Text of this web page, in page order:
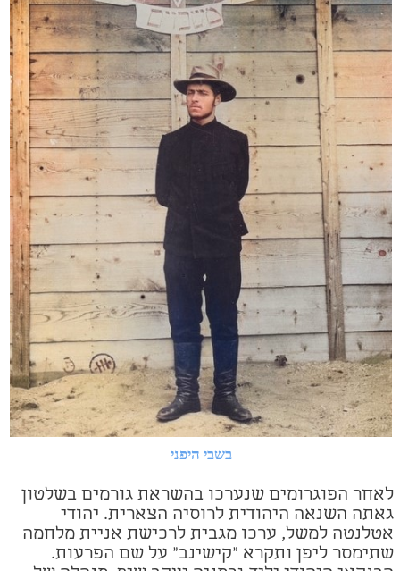
בשבי היפני
לאחר הפוגרומים שנערכו בהשראת גורמים בשלטון
גאתה השנאה היהודית לרוסיה הצארית. יהודי
אטלנטה למשל, ערכו מגבית לרכישת אניית מלחמה
שתימסר ליפן ותקרא "קישינב" על שם הפרעות.